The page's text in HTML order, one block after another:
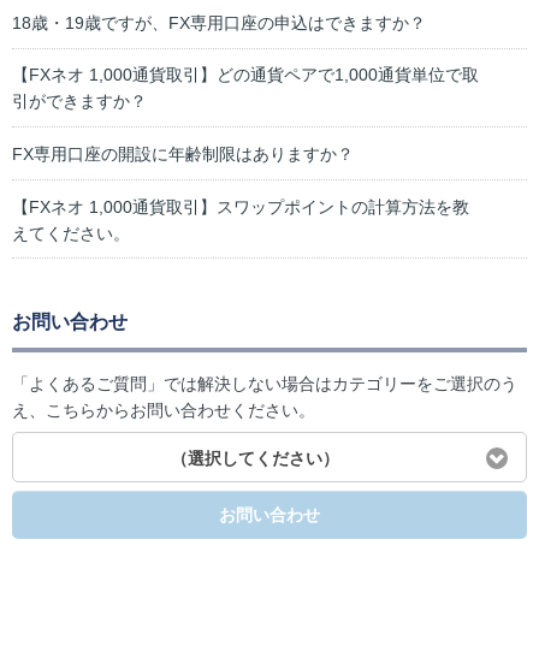
18歳・19歳ですが、FX専用口座の申込はできますか？
【FXネオ 1,000通貨取引】どの通貨ペアで1,000通貨単位で取
引ができますか？
FX専用口座の開設に年齢制限はありますか？
【FXネオ 1,000通貨取引】スワップポイントの計算方法を教
えてください。
お問い合わせ
「よくあるご質問」では解決しない場合はカテゴリーをご選択のう
え、こちらからお問い合わせください。
（選択してください）
お問い合わせ